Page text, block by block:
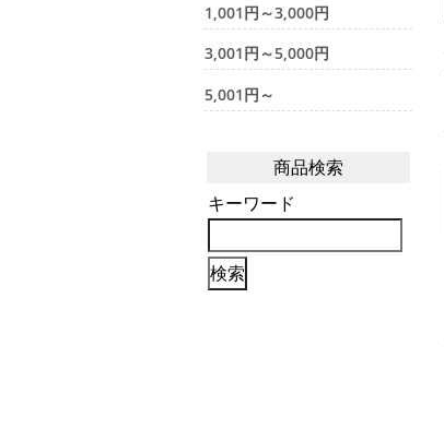
1,001円～3,000円
3,001円～5,000円
5,001円～
商品検索
キーワード